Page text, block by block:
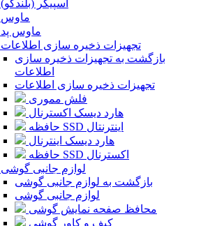
اسپیکر (بلندگو)
ماوس
ماوس پد
تجهیزات ذخیره سازی اطلاعات
بازگشت به تجهیزات ذخیره سازی
اطلاعات
تجهیزات ذخیره سازی اطلاعات
فلش مموری
هارد دیسک اکسترنال
حافظه SSD اینترنتال
هارد دیسک اینترنال
حافظه SSD اکسترنال
لوازم جانبی گوشی
بازگشت به لوازم جانبی گوشی
لوازم جانبی گوشی
محافظ صفحه نمایش گوشی
کیف و کاور گوشی